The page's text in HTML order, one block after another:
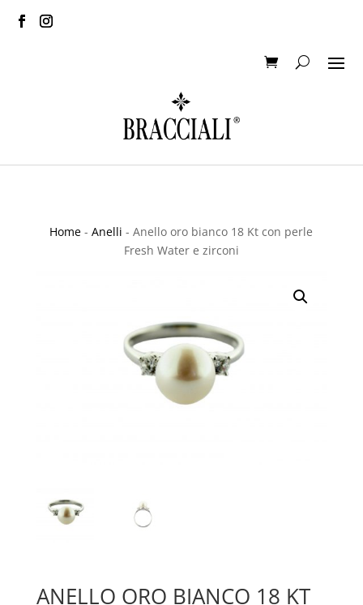
Home -Anelli - Anello oro bianco 18 Kt con perle
Fresh Water e zirconi
ANELLO ORO BIANCO 18 KT